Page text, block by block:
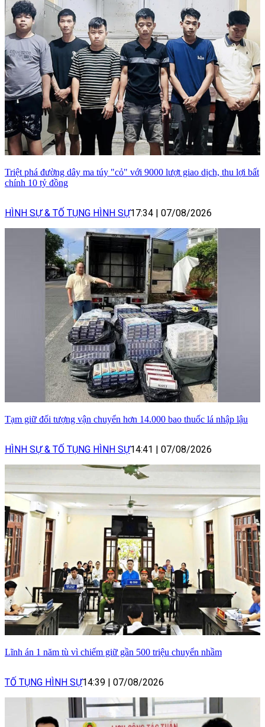
Triệt phá đường dây ma túy "cỏ" với 9000 lượt giao dịch, thu lợi bất
chính 10 tỷ đồng
HÌNH SỰ & TỐ TỤNG HÌNH SỰ17:34 07/08/2026
Tạm giữ đối tượng vận chuyển hơn 14.000 bao thuốc lá nhập lậu
HÌNH SỰ & TỐ TỤNG HÌNH SỰ14:41 | 07/08/2026
Lĩnh án 1 năm tù vì chiếm giữ gần 500 triệu chuyển nhầm
TỐ TỤNG HÌNH SỰ14:39 | 07/08/2026